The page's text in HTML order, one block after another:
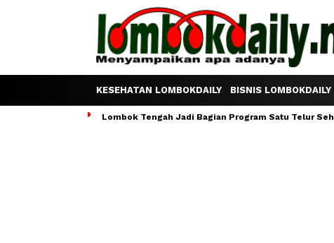
KESEHATAN LOMBOKDAILY BISNIS LOMBOKDAILY
Lombok Tengah Jadi Bagian Program Satu Telur